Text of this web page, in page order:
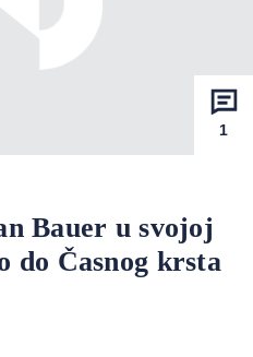
1
Bauer u svojoj
do Časnog krsta